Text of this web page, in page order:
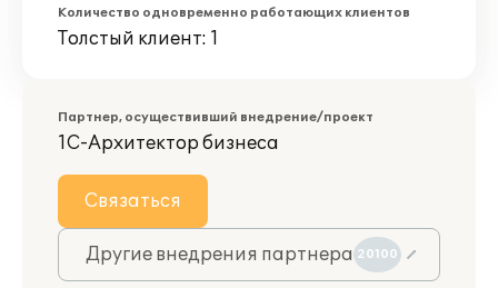
Количество одновременно работающих клиентов
Толстый клиент: 1
Партнер, осуществивший внедрение/проект
1С-Архитектор бизнеса
Связаться
Другие внедрения партнера 20100